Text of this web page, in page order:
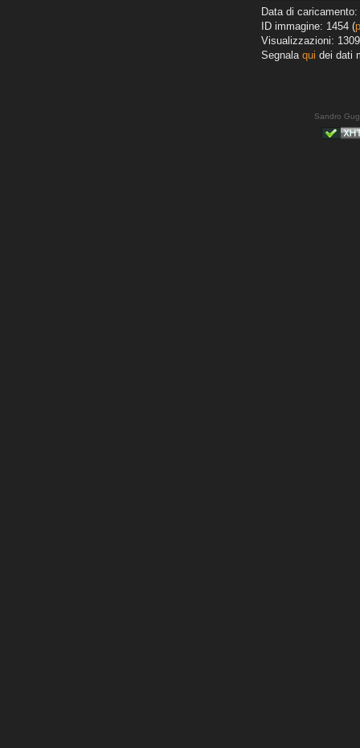
Data di caricamento:
ID immagine: 1454 (
Visualizzazioni: 1309
Segnala qui dei dati
Sandro